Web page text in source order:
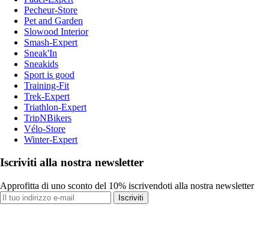
Pecheur-Store
Pet and Garden
Slowood Interior
Smash-Expert
Sneak'In
Sneakids
Sport is good
Training-Fit
Trek-Expert
Triathlon-Expert
TripNBikers
Vélo-Store
Winter-Expert
Iscriviti alla nostra newsletter
Approfitta di uno sconto del 10% iscrivendoti alla nostra newsletter
Iscriviti